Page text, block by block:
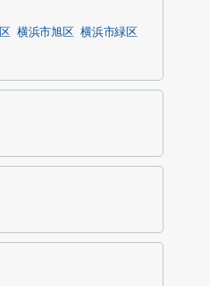
横浜市旭区
横浜市緑区